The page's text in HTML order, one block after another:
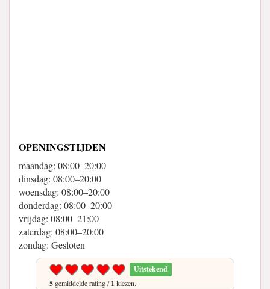
OPENINGSTIJDEN
maandag: 08:00–20:00
dinsdag: 08:00–20:00
woensdag: 08:00–20:00
donderdag: 08:00–20:00
vrijdag: 08:00–21:00
zaterdag: 08:00–20:00
zondag: Gesloten
Uitstekend
5 gemiddelde rating /1 kiezen.